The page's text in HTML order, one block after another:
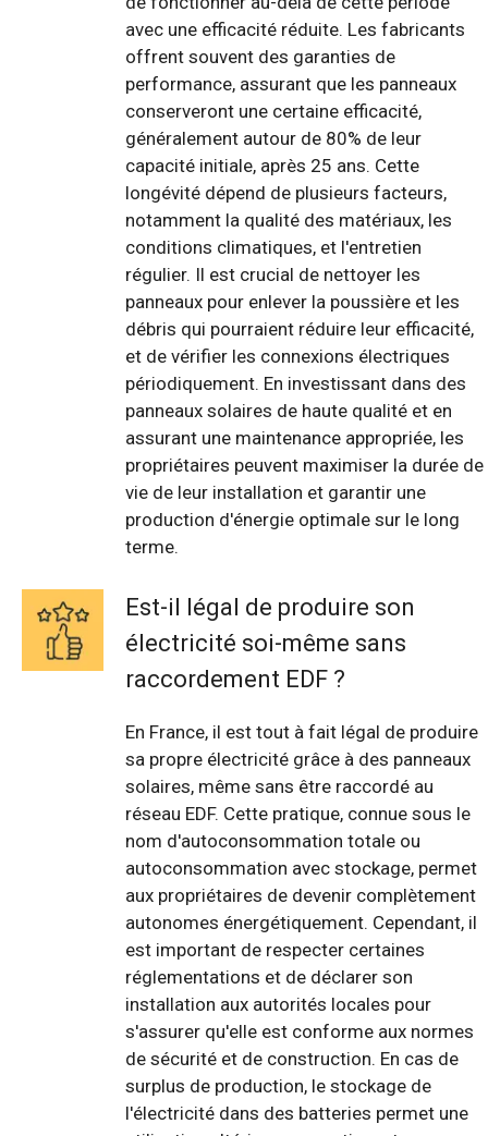
avec une efficacité réduite. Les fabricants
offrent souvent des garanties de
performance, assurant que les panneaux
conserveront une certaine efficacité,
généralement autour de 80% de leur
capacité initiale, après 25 ans. Cette
longévité dépend de plusieurs facteurs,
notamment la qualité des matériaux, les
conditions climatiques, et l'entretien
régulier. Il est crucial de nettoyer les
panneaux pour enlever la poussière et les
débris qui pourraient réduire leur efficacité,
et de vérifier les connexions électriques
périodiquement. En investissant dans des
panneaux solaires de haute qualité et en
assurant une maintenance appropriée, les
propriétaires peuvent maximiser la durée de
vie de leur installation et garantir une
production d'énergie optimale sur le long
terme.
Est-il légal de produire son
électricité soi-même sans
raccordement EDF ?
En France, il est tout à fait légal de produire
sa propre électricité grâce à des panneaux
solaires, même sans être raccordé au
réseau EDF. Cette pratique, connue sous le
nom d'autoconsommation totale ou
autoconsommation avec stockage, permet
aux propriétaires de devenir complètement
autonomes énergétiquement. Cependant, il
est important de respecter certaines
réglementations et de déclarer son
installation aux autorités locales pour
s'assurer qu'elle est conforme aux normes
de sécurité et de construction. En cas de
surplus de production, le stockage de
l'électricité dans des batteries permet une